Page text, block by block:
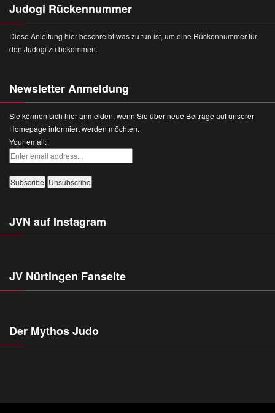
Judogi Rückennummer
Diese Anleitung hier beschreibt was zu tun ist, um eine Rückennummer für
den Judogi zu bekommen.
Newsletter Anmeldung
Sie können sich hier anmelden, wenn Sie über neue Beiträge auf unserer
Homepage informiert werden möchten.
Your email:
JVN auf Instagram
JV Nürtingen Fanseite
Der Mythos Judo